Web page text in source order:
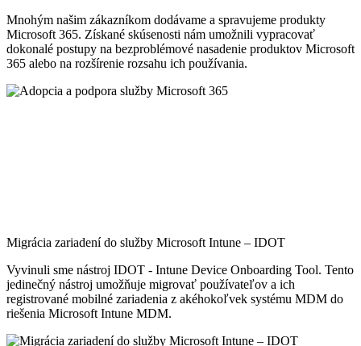
Mnohým našim zákazníkom dodávame a spravujeme produkty
Microsoft 365. Získané skúsenosti nám umožnili vypracovať
dokonalé postupy na bezproblémové nasadenie produktov Microsoft
365 alebo na rozšírenie rozsahu ich používania.
Migrácia zariadení do služby Microsoft Intune – IDOT
Vyvinuli sme nástroj IDOT - Intune Device Onboarding Tool. Tento
jedinečný nástroj umožňuje migrovať používateľov a ich
registrované mobilné zariadenia z akéhokoľvek systému MDM do
riešenia Microsoft Intune MDM.